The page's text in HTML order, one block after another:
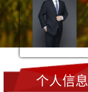
个人信息